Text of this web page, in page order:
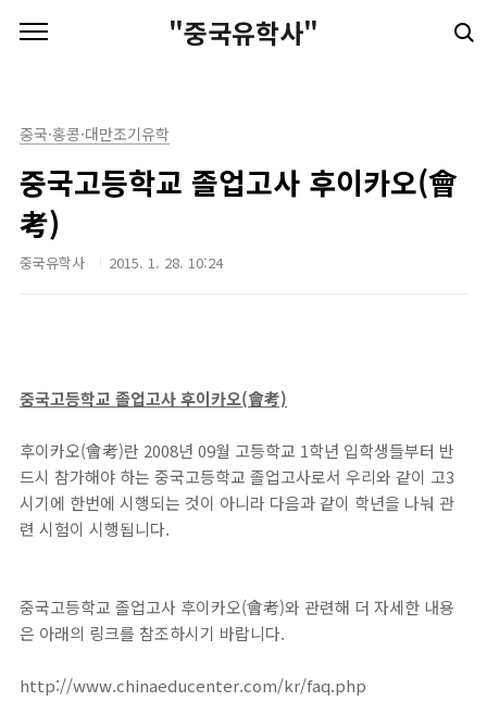
"중국유학사"
중국·홍콩·대만조기유학
중국고등학교 졸업고사 후이카오(會
考)
중국유학사 2015. 1. 28. 10:24
중국고등학교 졸업고사 후이카오(會考)
후이카오(會考)란 2008년 09월 고등학교 1학년 입학생들부터 반
드시 참가해야 하는 중국고등학교 졸업고사로서 우리와 같이 고3
시기에 한번에 시행되는 것이 아니라 다음과 같이 학년을 나눠 관
련 시험이 시행됩니다.
중국고등학교 졸업고사 후이카오(會考)와 관련해 더 자세한 내용
은 아래의 링크를 참조하시기 바랍니다.
http://www.chinaeducenter.com/kr/faq.php